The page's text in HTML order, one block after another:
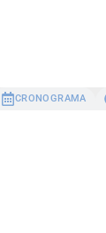
CRONOGRAMA